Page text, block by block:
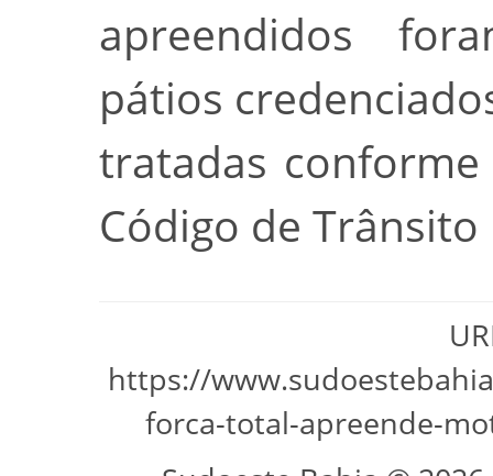
apreendidos
pátios
tratadas
Código de Trânsito
https://
forca-total-apreende-